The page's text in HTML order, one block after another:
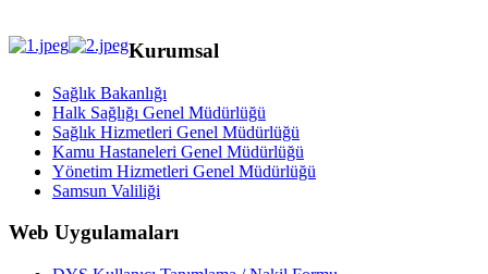
Kurumsal
Sağlık Bakanlığı
Halk Sağlığı Genel Müdürlüğü
Sağlık Hizmetleri Genel Müdürlüğü
Kamu Hastaneleri Genel Müdürlüğü
Yönetim Hizmetleri Genel Müdürlüğü
Samsun Valiliği
Web Uygulamaları